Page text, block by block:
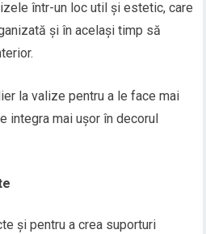
într-un loc util și estetic, care
și în același timp să
la valize pentru a le face mai
integra mai ușor în decorul
și pentru a crea suporturi